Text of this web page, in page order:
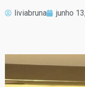
liviabruna junho